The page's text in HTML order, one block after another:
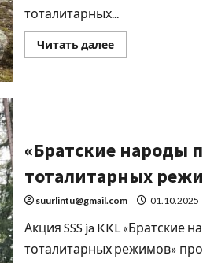
тоталитарных...
Читать далее
«Братские народы
тоталитарных
suurlintu@gmail.com 01.10.2025
Акция SSS ja KKL «Братские
тоталитарных режимов»